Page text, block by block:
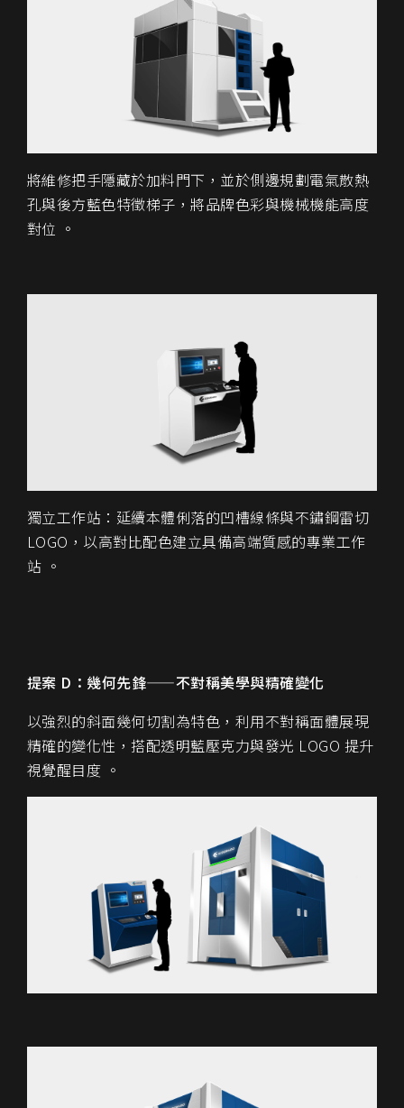
將維修把手隱藏於加料門下，並於側邊規劃電氣散熱
孔與後方藍色特徵梯子，將品牌色彩與機械機能高度
對位 。
獨立工作站：延續本體俐落的凹槽線條與不鏽鋼雷切
LOGO，以高對比配色建立具備高端質感的專業工作
站 。
提案 D：幾何先鋒——不對稱美學與精確變化
以強烈的斜面幾何切割為特色，利用不對稱面體展現
精確的變化性，搭配透明藍壓克力與發光 LOGO 提升
視覺醒目度 。